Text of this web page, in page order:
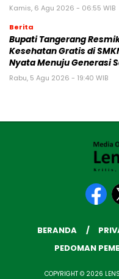
Kamis, 6 Agu 2026 - 06:55 WIB
Berita
‎Bupati Tangerang
Kesehatan Gratis di
Nyata Menuju Generasi
Rabu, 5 Agu 2026 - 19:40 WIB
BERANDA
PEDOMAN
COPYRIGHT © 2026